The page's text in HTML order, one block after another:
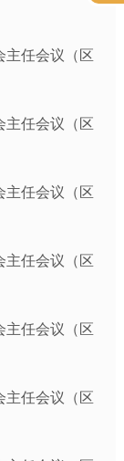
主任会议（区
主任会议（区
主任会议（区
主任会议（区
主任会议（区
主任会议（区